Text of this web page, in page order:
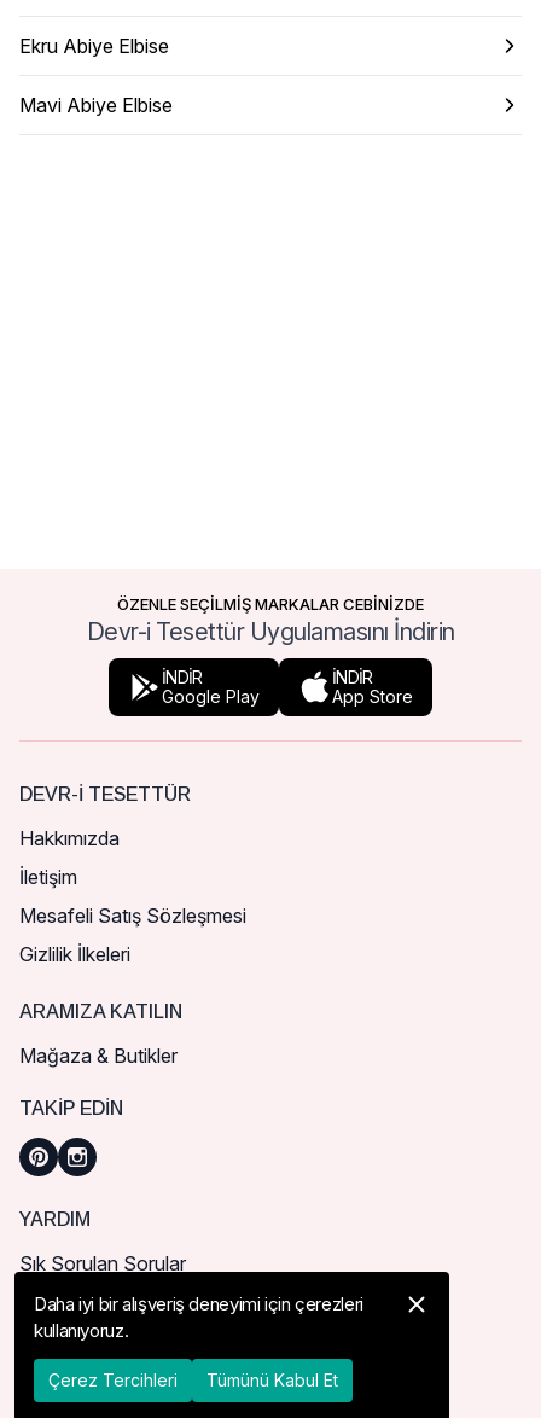
Ekru Abiye Elbise
Mavi Abiye Elbise
ÖZENLE SEÇİLMİŞ MARKALAR CEBİNİZDE
Devr-i Tesettür Uygulamasını İndirin
İNDİR
Google Play
İNDİR
App Store
DEVR-I TESETTÜR
Hakkımızda
İletişim
Mesafeli Satış Sözleşmesi
Gizlilik İlkeleri
ARAMIZA KATILIN
Mağaza & Butikler
TAKIP EDIN
YARDIM
Sık Sorulan Sorular
Nasıl Sipariş Verebilirim?
Kargo ve Teslimat
İade, İptal ve Değişim
Daha iyi bir alışveriş deneyimi için çerezleri
kullanıyoruz.
Çerez Tercihleri Tümünü Kabul Et